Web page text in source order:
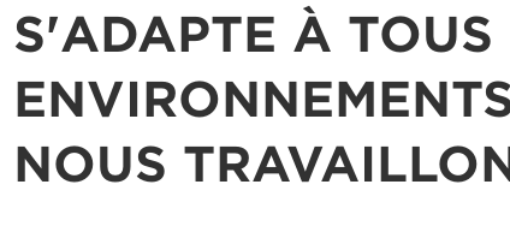
S'ADAPTE À TOUS
NOUS